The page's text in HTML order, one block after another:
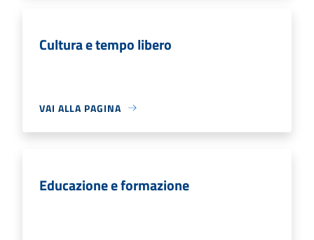
Cultura e tempo libero
VAI ALLA PAGINA
Educazione e formazione